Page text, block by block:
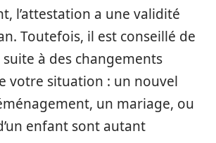
l’attestation a une validité
Toutefois, il est conseillé de
à des changements
votre situation : un nouvel
un mariage, ou
enfant sont autant